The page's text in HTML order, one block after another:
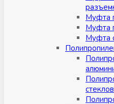
Муфта
Муфта
Муфта